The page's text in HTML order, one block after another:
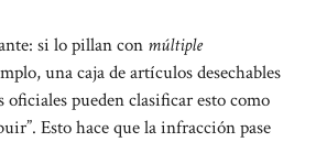
si lo pillan con múltiple
una caja de artículos desechables
oficiales pueden clasificar esto como
Esto hace que la infracción pase